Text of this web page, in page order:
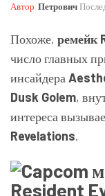
Автор Петрович
Похоже, ремейк
число главных
инсайдера
Dusk Golem,
интереса
Revelations.